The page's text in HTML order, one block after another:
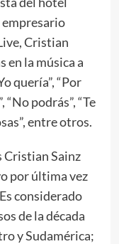
empresario
Cristian
en la música a
quería”, “Por
podrás”, “Te
entre otros.
Cristian Sainz
por última vez
considerado
de la década
y Sudamérica;